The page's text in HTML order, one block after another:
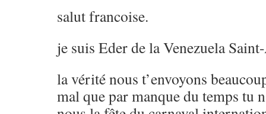
salut francoise.
je suis Eder de la Venezuela
la vérité nous t’envoyons
mal que par manque du temps tu